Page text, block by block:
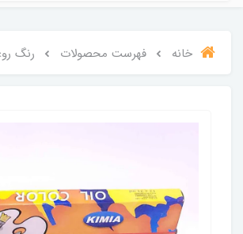
خانه فهرست محصولات رنگ روغن 12